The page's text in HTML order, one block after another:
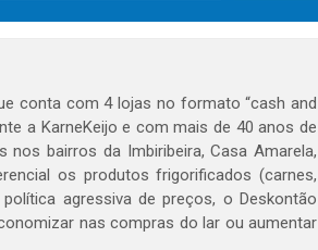
conta com 4 lojas no formato “cash and
a KarneKeijo e com mais de 40 anos de
bairros da Imbiribeira, Casa Amarela,
os produtos frigorificados (carnes,
agressiva de preços, o Deskontão
nas compras do lar ou aumentar